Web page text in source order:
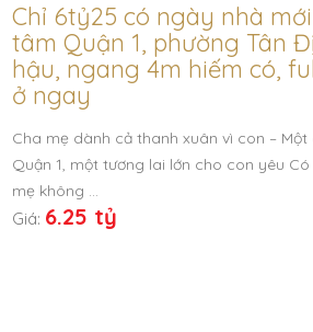
Chỉ 6tỷ25 có ngày nhà
tâm Quận 1, phường Tân
hậu, ngang 4m hiếm có,
ở ngay
Cha mẹ dành cả thanh xuân vì con –
Quận 1, một tương lai lớn cho con yêu
mẹ không …
Giá: 6.25 tỷ